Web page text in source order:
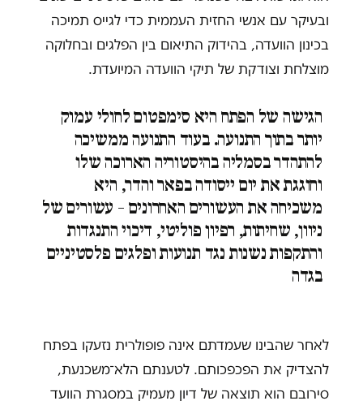
ובעיקר עם אנשי החזית העממית כדי לגייס תמיכה
בכינון הוועדה, בהידוק התיאום בין הפלגים ובחלוקה
מוצלחת וצודקת של תיקי הוועדה המיועדת.
הגישה של הפתח היא סימפטום לחולי עמוק
יותר בתוך התנועה. בעוד התנועה ממשיכה
להתהדר בסמליה בהיסטוריה הארוכה שלו
וחוגגת את יום ייסודה בפאר והדר, היא
משכיחה את העשורים האחרונים – עשורים של
ניוון, שחיתות, רפיון פוליטי, דיכוי התנגדות
והתקפות נשנות נגד תנועות ופלגים פלסטיניים
בגדה
לאחר שהבינו שעמדתם אינה פופולרית נזעקו בפתח
להצדיק את הפכפכותם. לטענתם הלא־משכנעת,
סירובם הוא תוצאה של דיון מעמיק במסגרת הוועד